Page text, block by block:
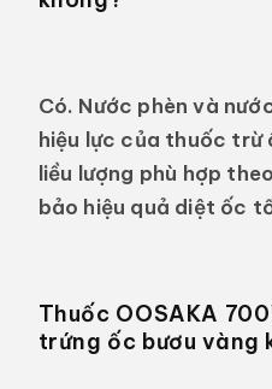
Có. Nước phèn và
hiệu lực của thuốc
liều lượng phù hợp
bảo hiệu quả diệt ốc
Thuốc OOSAKA
trứng ốc bươu vàng